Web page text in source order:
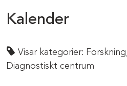
Kalender
Visar kategorier:
Diagnostiskt centrum